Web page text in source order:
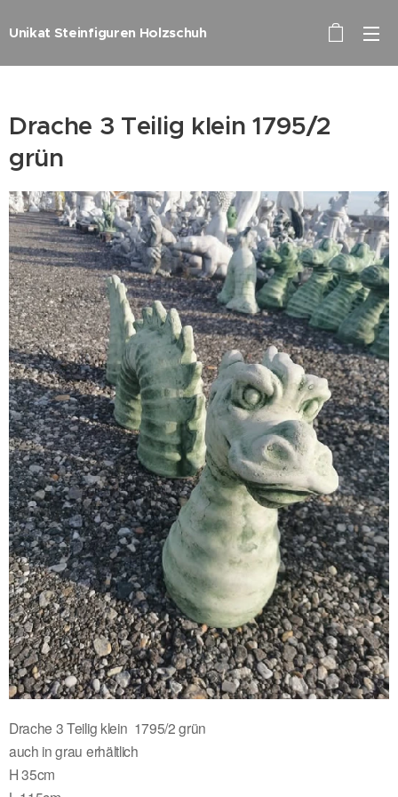
Unikat Steinfiguren Holzschuh
Drache 3 Teilig klein 1795/2
grün
Drache 3 Teilig klein 1795/2 grün
auch in grau erhältlich
H 35cm